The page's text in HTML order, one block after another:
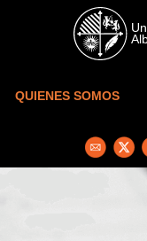
Skip to main content
QUIENES SOMOS